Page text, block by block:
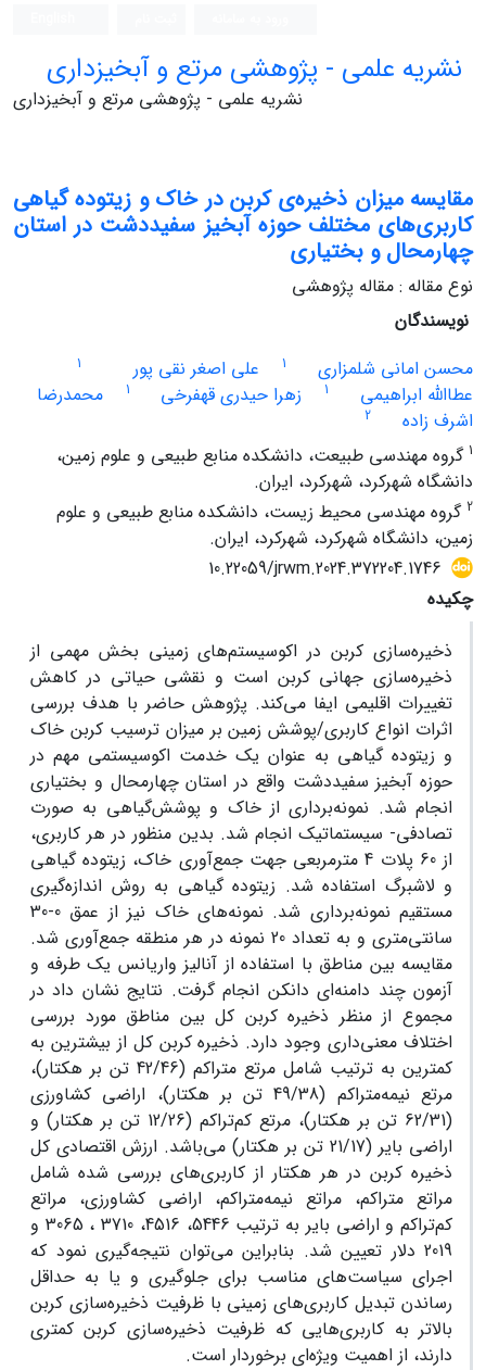
نشریه علمی - پژوهشی مرتع و آبخیزداری
نشریه علمی - پژوهشی مرتع و آبخیزداری
مقایسه میزان ذخیره‌ی کربن در خاک و زیتوده گیاهی
کاربری‌های مختلف حوزه آبخیز سفیددشت در استان
چهارمحال و بختیاری
نوع مقاله : مقاله پژوهشی
نویسندگان
محسن امانی شلمزاری
1 علی اصغر نقی پور 1
عطاالله ابراهیمی 1 زهرا حیدری قهفرخی 1
محمدرضا
اشرف زاده
2
1 گروه مهندسی طبیعت، دانشکده منابع طبیعی و علوم زمین،
دانشگاه شهرکرد، شهرکرد، ایران.
2 گروه مهندسی محیط زیست، دانشکده منابع طبیعی و علوم
زمین، دانشگاه شهرکرد، شهرکرد، ایران.
10.22059/jrwm.2024.372204.1746
چکیده
ذخیره‌سازی کربن در اکوسیستم‌های زمینی بخش مهمی از
ذخیره‌سازی جهانی کربن است و نقشی حیاتی در کاهش
تغییرات اقلیمی ایفا می‌کند. پژوهش حاضر با هدف بررسی
اثرات انواع کاربری/پوشش زمین بر میزان ترسیب کربن خاک
و زیتوده گیاهی به عنوان یک خدمت اکوسیستمی مهم در
حوزه آبخیز سفیددشت واقع در استان چهارمحال و بختیاری
انجام شد. نمونه‌برداری از خاک و پوشش‌گیاهی به صورت
تصادفی- سیستماتیک انجام شد. بدین منظور در هر کاربری،
از 60 پلات 4 مترمربعی جهت جمع‌آوری خاک، زیتوده گیاهی
و لاشبرگ استفاده شد. زیتوده گیاهی به روش اندازه‌گیری
مستقیم نمونه‌برداری شد. نمونه‌های خاک نیز از عمق 0-30
سانتی‌متری و به تعداد 20 نمونه در هر منطقه جمع‌آوری شد.
مقایسه بین مناطق با استفاده از آنالیز واریانس یک طرفه و
آزمون چند دامنه‌ای دانکن انجام گرفت. نتایج نشان داد در
مجموع از منظر ذخیره کربن کل بین مناطق مورد بررسی
اختلاف معنی‌داری وجود دارد. ذخیره کربن کل از بیشترین به
کمترین به ترتیب شامل مرتع متراکم (42/46 تن بر هکتار)،
مرتع نیمه‌متراکم (49/38 تن بر هکتار)، اراضی کشاورزی
(62/31 تن بر هکتار)، مرتع کم‌تراکم (12/26 تن بر هکتار) و
اراضی بایر (21/17 تن بر هکتار) می‌باشد. ارزش اقتصادی کل
ذخیره کربن در هر هکتار از کاربری‌های بررسی شده شامل
مراتع متراکم، مراتع نیمه‌متراکم، اراضی کشاورزی، مراتع
کم‌تراکم و اراضی بایر به ترتیب 5446، 4516، 3710 ، 3065 و
2019 دلار تعیین شد. بنابراین می‌توان نتیجه‌گیری نمود که
اجرای سیاست‌های مناسب برای جلوگیری و یا به حداقل
رساندن تبدیل کاربری‌های زمینی با ظرفیت ذخیره‌سازی کربن
بالاتر به کاربری‌هایی که ظرفیت ذخیره‌سازی کربن کمتری
دارند، از اهمیت ویژه‌ای برخوردار است.